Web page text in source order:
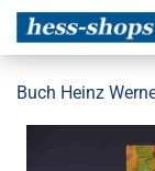
Buch Heinz